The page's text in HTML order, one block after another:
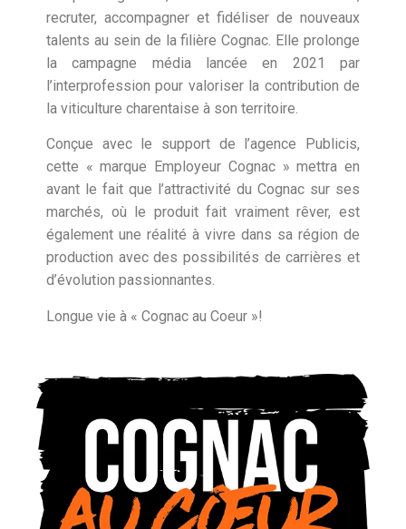
recruter, accompagner et fidéliser de nouveaux
talents au sein de la filière Cognac. Elle prolonge
la campagne média lancée en 2021 par
l’interprofession pour valoriser la contribution de
la viticulture charentaise à son territoire.
Conçue avec le support de l’agence Publicis,
cette « marque Employeur Cognac » mettra en
avant le fait que l’attractivité du Cognac sur ses
marchés, où le produit fait vraiment rêver, est
également une réalité à vivre dans sa région de
production avec des possibilités de carrières et
d’évolution passionnantes.
Longue vie à « Cognac au Coeur »!